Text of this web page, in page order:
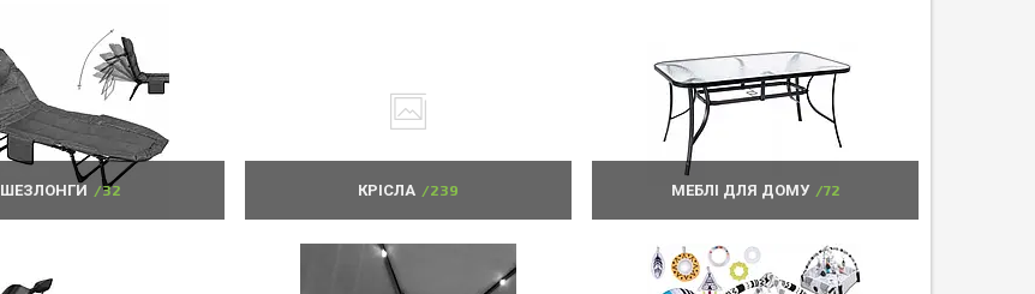
ШЕЗЛОНГИ 32 КРІСЛА 239 МЕБЛІ ДЛЯ ДОМУ 72